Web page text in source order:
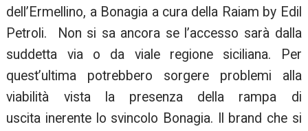
dell’Ermellino, a Bonagia a cura della Raiam by Edil
Petroli. Non si sa ancora se l’accesso sarà dalla
suddetta via o da viale regione siciliana. Per
quest’ultima potrebbero sorgere problemi alla
viabilità vista la presenza della rampa di
uscita inerente lo svincolo Bonagia. Il brand che si